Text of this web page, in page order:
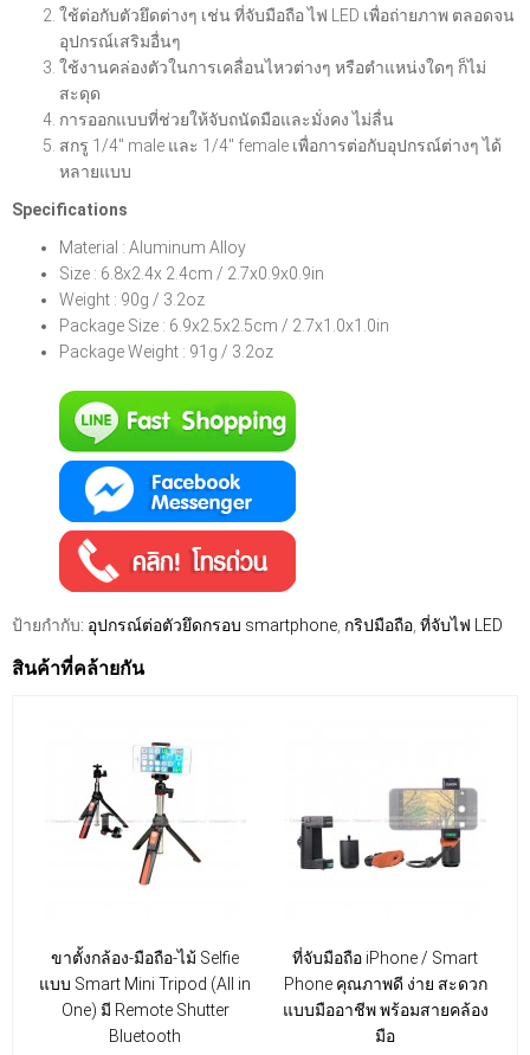
ใช้ต่อกับตัวยึดต่างๆ เช่น ที่จับมือถือ ไฟ LED เพื่อถ่ายภาพ ตลอดจน
อุปกรณ์เสริมอื่นๆ
ใช้งานคล่องตัวในการเคลื่อนไหวต่างๆ หรือตำแหน่งใดๆ ก็ไม่
สะดุด
การออกแบบที่ช่วยให้จับถนัดมือและมั่งคง ไม่ลื่น
สกรู 1/4″ male และ 1/4″ female เพื่อการต่อกับอุปกรณ์ต่างๆ ได้
หลายแบบ
Specifications
Material : Aluminum Alloy
Size : 6.8x2.4x 2.4cm / 2.7x0.9x0.9in
Weight : 90g / 3.2oz
Package Size : 6.9x2.5x2.5cm / 2.7x1.0x1.0in
Package Weight : 91g / 3.2oz
ป้ายกำกับ: อุปกรณ์ต่อตัวยึดกรอบ smartphone กริปมือถือ ที่จับไฟ LED
สินค้าที่คล้ายกัน
ขาตั้งกล้อง-มือถือ-ไม้ Selfie
แบบ Smart Mini Tripod (All in
One) มี Remote Shutter
Bluetooth
ที่จับมือถือ iPhone / Smart
Phone คุณภาพดี ง่าย สะดวก
แบบมืออาชีพ พร้อมสายคล้อง
มือ